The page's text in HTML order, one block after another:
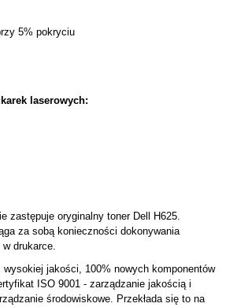
5% pokryciu
laserowych:
zastępuje oryginalny toner Dell H625.
za sobą konieczności dokonywania
drukarce.
wysokiej jakości, 100% nowych komponentów
ISO 9001 - zarządzanie jakością i
środowiskowe. Przekłada się to na